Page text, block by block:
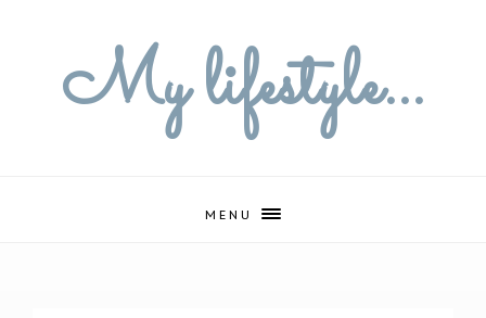
My lifestyle...
MENU